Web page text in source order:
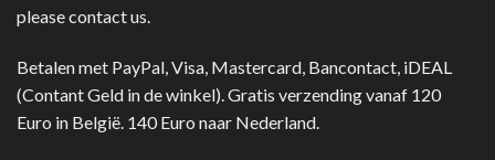
please contact us.
Betalen met PayPal, Visa, Mastercard, Bancontact, iDEAL
(Contant Geld in de winkel). Gratis verzending vanaf 120
Euro in België. 140 Euro naar Nederland.